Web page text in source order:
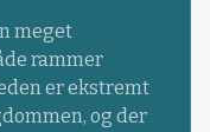
meget
rammer
er ekstremt
og der